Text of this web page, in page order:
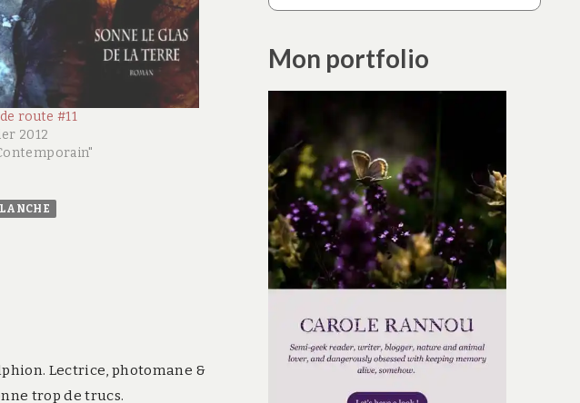
route #11
2012
Lectrice, photomane &
trop de trucs.
Mon portfolio